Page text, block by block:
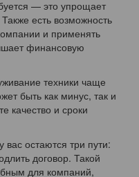
— это упрощает
есть возможность
и применять
финансовую
техники чаще
быть как минус, так и
качество и сроки
вас остаются три пути:
договор. Такой
для компаний,